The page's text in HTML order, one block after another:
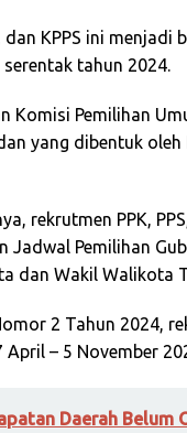
dan KPPS ini
tahun 2024.
Komisi Pemilihan
yang dibentuk
rekrutmen PPK,
Jadwal Pemilihan
dan Wakil Walikota
2 Tahun 2024,
– 5 November
Daerah Belum